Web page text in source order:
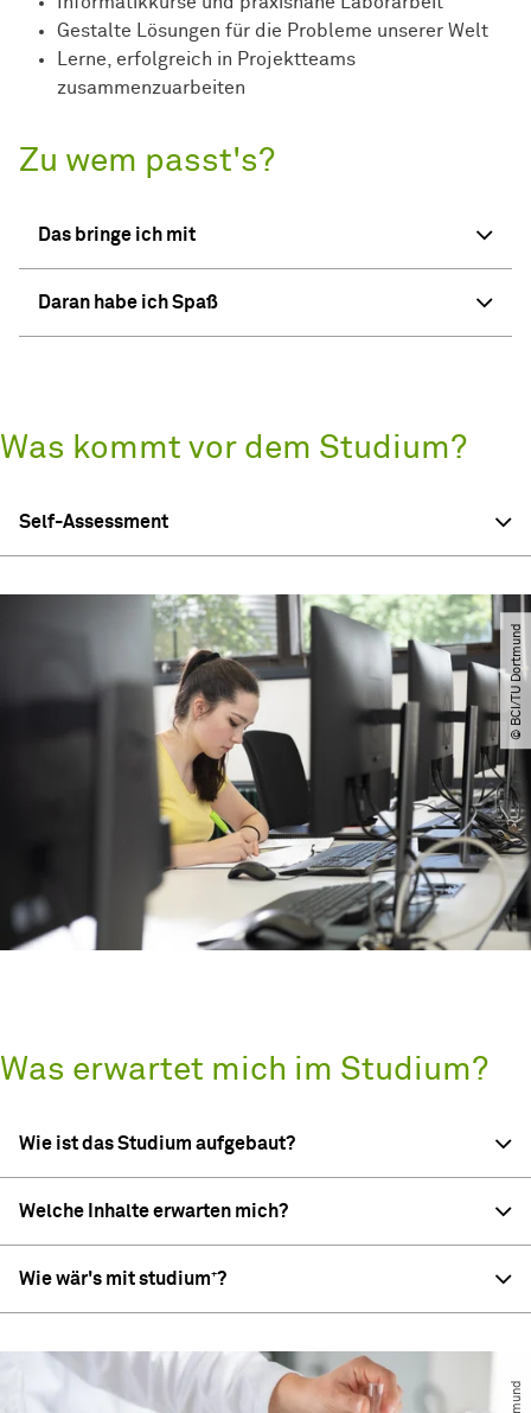
Gestalte Lösungen für die Probleme unserer Welt
Lerne, erfolgreich in Projektteams
zusammenzuarbeiten
Zu wem passt's?
Das bringe ich mit
Daran habe ich Spaß
Was kommt vor dem Studium?
Self-Assessment
© BCI​/​TU Dortmund
Was erwartet mich im Studium?
Wie ist das Studium aufgebaut?
Welche Inhalte erwarten mich?
Wie wär's mit studium⁺?